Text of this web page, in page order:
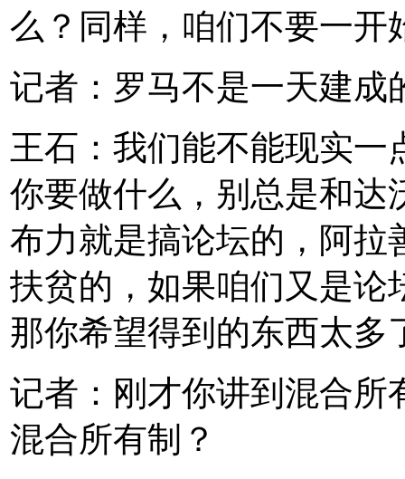
么？同样，咱们不要一
记者：罗马不是一天建成
王石：我们能不能现实一
你要做什么，别总是和达
布力就是搞论坛的，阿拉
扶贫的，如果咱们又是论
那你希望得到的东西太多
记者：刚才你讲到混合所
混合所有制？